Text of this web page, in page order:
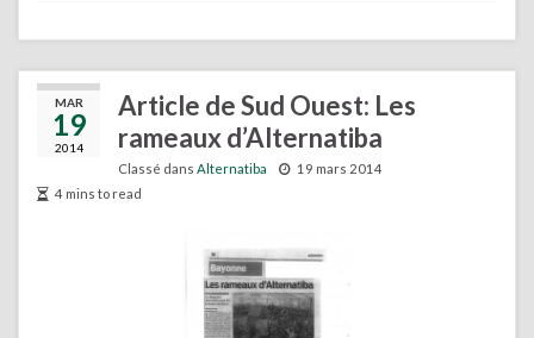
MAR
19
2014
Article de Sud Ouest: Les
rameaux d’Alternatiba
Classé dans Alternatiba
19 mars 2014
4 mins to read